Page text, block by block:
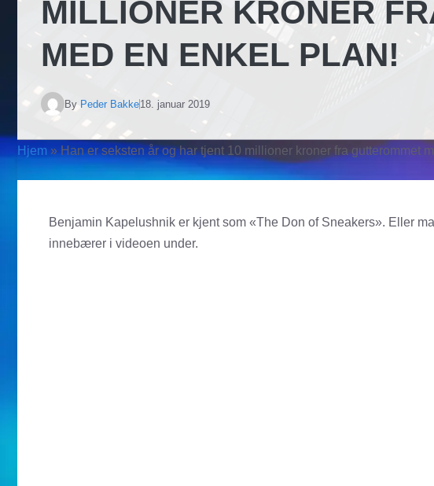
MILLIONER KRONER
MED EN ENKEL PLAN!
By Peder Bakke18. januar 2019
Hjem » Han er seksten år og har tjent 10 millioner kroner fra gutterommet
Benjamin Kapelushnik er kjent som «The Don of Sneakers». Eller
innebærer i videoen under.